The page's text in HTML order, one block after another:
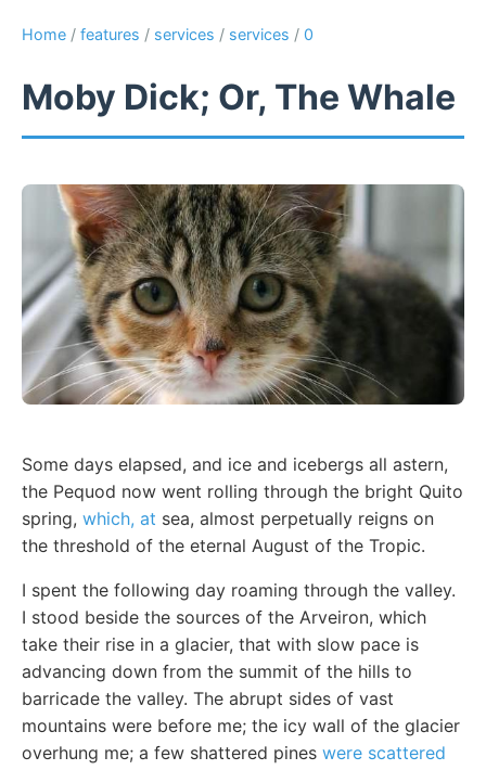
Home / features / services / services / 0
Moby Dick; Or, The Whale
Some days elapsed, and ice and icebergs all astern,
the Pequod now went rolling through the bright Quito
spring, which, at sea, almost perpetually reigns on
the threshold of the eternal August of the Tropic.
I spent the following day roaming through the valley.
I stood beside the sources of the Arveiron, which
take their rise in a glacier, that with slow pace is
advancing down from the summit of the hills to
barricade the valley. The abrupt sides of vast
mountains were before me; the icy wall of the glacier
overhung me; a few shattered pines were scattered